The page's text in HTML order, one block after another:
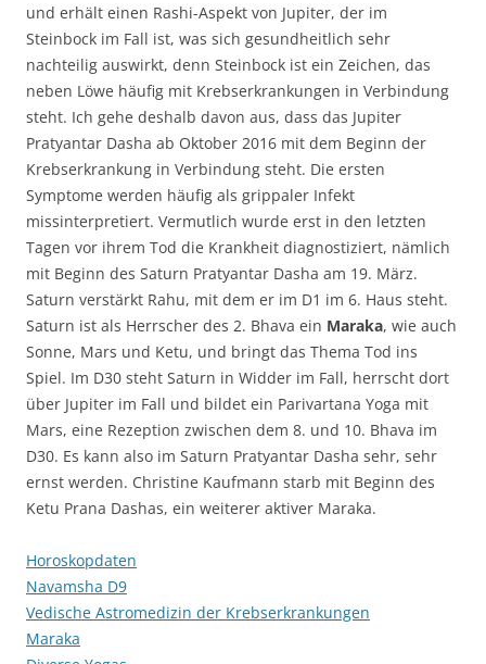
und erhält einen Rashi-Aspekt von Jupiter, der im
Steinbock im Fall ist, was sich gesundheitlich sehr
nachteilig auswirkt, denn Steinbock ist ein Zeichen, das
neben Löwe häufig mit Krebserkrankungen in Verbindung
steht. Ich gehe deshalb davon aus, dass das Jupiter
Pratyantar Dasha ab Oktober 2016 mit dem Beginn der
Krebserkrankung in Verbindung steht. Die ersten
Symptome werden häufig als grippaler Infekt
missinterpretiert. Vermutlich wurde erst in den letzten
Tagen vor ihrem Tod die Krankheit diagnostiziert, nämlich
mit Beginn des Saturn Pratyantar Dasha am 19. März.
Saturn verstärkt Rahu, mit dem er im D1 im 6. Haus steht.
Saturn ist als Herrscher des 2. Bhava ein Maraka, wie auch
Sonne, Mars und Ketu, und bringt das Thema Tod ins
Spiel. Im D30 steht Saturn in Widder im Fall, herrscht dort
über Jupiter im Fall und bildet ein Parivartana Yoga mit
Mars, eine Rezeption zwischen dem 8. und 10. Bhava im
D30. Es kann also im Saturn Pratyantar Dasha sehr, sehr
ernst werden. Christine Kaufmann starb mit Beginn des
Ketu Prana Dashas, ein weiterer aktiver Maraka.
Horoskopdaten
Navamsha D9
Vedische Astromedizin der Krebserkrankungen
Maraka